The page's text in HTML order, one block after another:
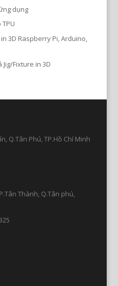
dụng
3D Raspberry Pi, Arduino,
Jig/Fixture in 3D
Q.Tân Phú, TP.Hồ Chí Minh
Thành, Q.Tân phú,